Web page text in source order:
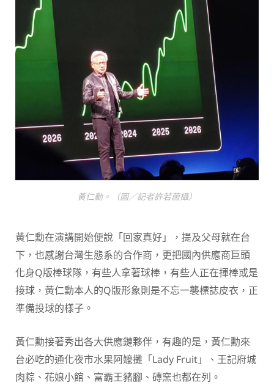
黃仁勳。（圖／記者許若茵攝）
黃仁勳在演講開始便說「回家真好」，提及父母就在台
下，也感謝台灣生態系的合作商，更把國內供應商巨頭
化身Q版棒球隊，有些人拿著球棒，有些人正在揮棒或是
接球，黃仁勳本人的Q版形象則是不忘一襲標誌皮衣，正
準備投球的樣子。
黃仁勳接著秀出各大供應鏈夥伴，有趣的是，黃仁勳來
台必吃的通化夜市水果阿嬤攤「Lady Fruit」、王記府城
肉粽、花娘小館、富霸王豬腳、磚窯也都在列。